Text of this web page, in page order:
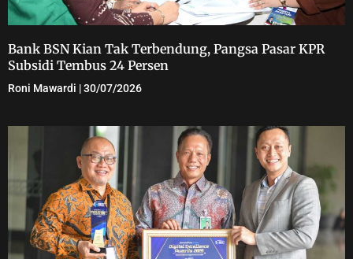
Bank BSN Kian Tak Terbendung, Pangsa Pasar KPR
Subsidi Tembus 24 Persen
Roni Mawardi 30/07/2026